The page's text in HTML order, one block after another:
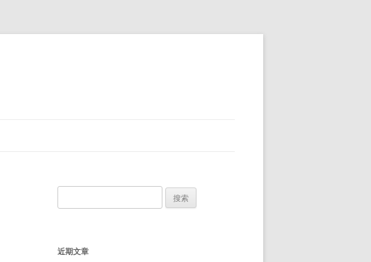
索：
近期文章